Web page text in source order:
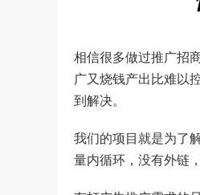
相信很多做过推广招
广又烧钱产出比难以
到解决。
我们的项目就是为了
量内循环，没有外链